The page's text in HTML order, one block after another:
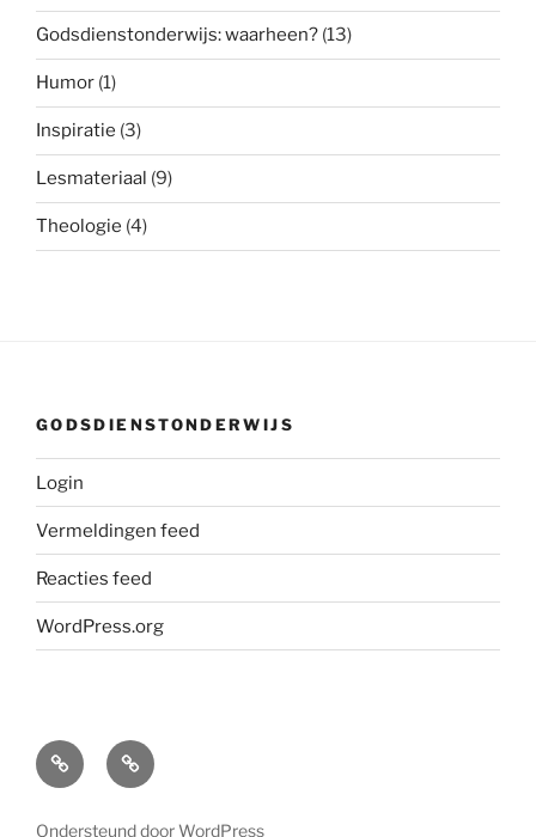
Godsdienstonderwijs: waarheen? (13)
Humor (1)
Inspiratie (3)
Lesmateriaal (9)
Theologie (4)
GODSDIENSTONDERWIJS
Login
Vermeldingen feed
Reacties feed
WordPress.org
Over
mij
Home
Ondersteund door WordPress